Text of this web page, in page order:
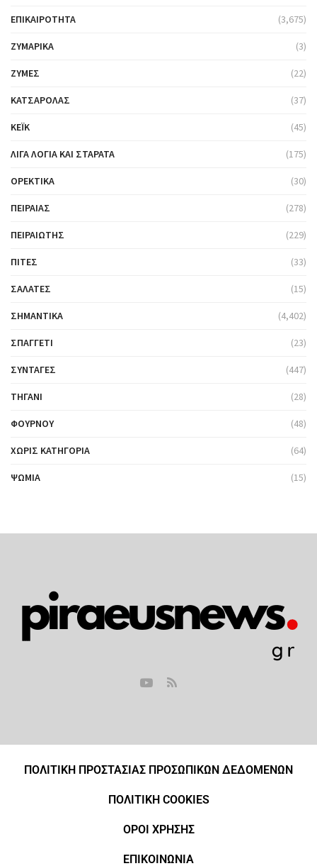
ΕΠΙΚΑΙΡΌΤΗΤΑ (3,675)
ΖΥΜΑΡΙΚΆ (3)
ΖΎΜΕΣ (22)
ΚΑΤΣΑΡΌΛΑΣ (37)
ΚΈΙΚ (45)
ΛΊΓΑ ΛΌΓΙΑ ΚΑΙ ΣΤΑΡΆΤΑ (175)
ΟΡΕΚΤΙΚΆ (30)
ΠΕΙΡΑΙΆΣ (278)
ΠΕΙΡΑΙΏΤΗΣ (229)
ΠΊΤΕΣ (33)
ΣΑΛΆΤΕΣ (15)
ΣΗΜΑΝΤΙΚΆ (4,402)
ΣΠΑΓΓΈΤΙ (23)
ΣΥΝΤΑΓΈΣ (447)
ΤΗΓΆΝΙ (28)
ΦΟΎΡΝΟΥ (48)
ΧΩΡΊΣ ΚΑΤΗΓΟΡΊΑ (64)
ΨΩΜΙΆ (15)
ΠΟΛΙΤΙΚΗ ΠΡΟΣΤΑΣΙΑΣ ΠΡΟΣΩΠΙΚΩΝ ΔΕΔΟΜΕΝΩΝ
ΠΟΛΙΤΙΚΗ COOKIES
ΟΡΟΙ ΧΡΗΣΗΣ
ΕΠΙΚΟΙΝΩΝΙΑ